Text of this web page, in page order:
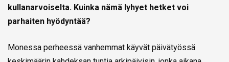
kullanarvoiselta. Kuinka nämä lyhyet hetket voi
parhaiten hyödyntää?
Monessa perheessä vanhemmat käyvät päivätyössä